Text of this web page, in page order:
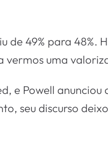
de 49% para 48%.
vermos uma
e Powell
seu discurso